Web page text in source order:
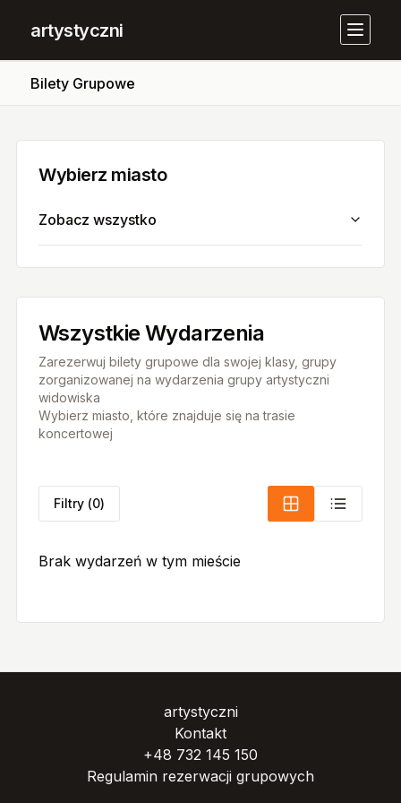
artystyczni
Bilety Grupowe
Wybierz miasto
Zobacz wszystko
Wszystkie Wydarzenia
Zarezerwuj bilety grupowe dla swojej klasy, grupy
zorganizowanej na wydarzenia grupy artystyczni
widowiska
Wybierz miasto, które znajduje się na trasie
koncertowej
Filtry (0)
Brak wydarzeń w tym mieście
artystyczni
Kontakt
+48 732 145 150
Regulamin rezerwacji grupowych